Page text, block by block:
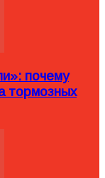
почему
тормозных